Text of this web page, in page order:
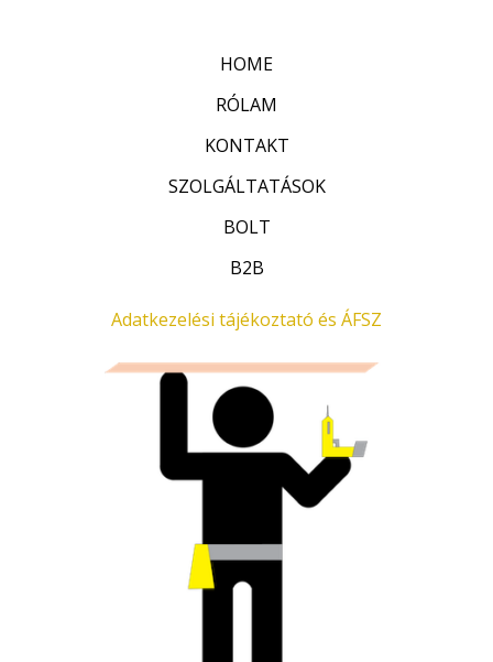
HOME
RÓLAM
KONTAKT
SZOLGÁLTATÁSOK
BOLT
B2B
Adatkezelési tájékoztató és ÁFSZ